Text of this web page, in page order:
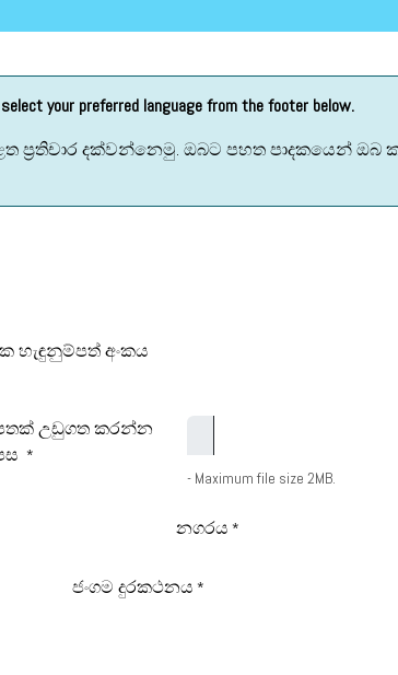
your preferred language from the footer below.
දක්වන්නෙමු. ඔබට පහත පාදකයෙන් ඔබ
හැඳුනුම්පත් අංකය
උඩුගත කරන්න
*
- Maximum file size 2MB.
නගරය *
ජංගම දුරකථනය *